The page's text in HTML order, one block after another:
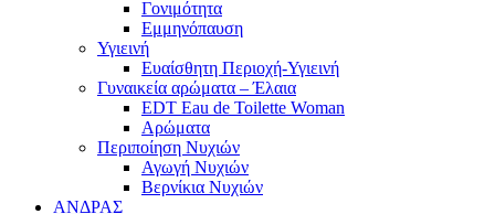
Γονιμότητα
Εμμηνόπαυση
Υγιεινή
Ευαίσθητη Περιοχή-Υγιεινή
Γυναικεία αρώματα – Έλαια
EDT Eau de Toilette Woman
Αρώματα
Περιποίηση Νυχιών
Αγωγή Νυχιών
Βερνίκια Νυχιών
ΑΝΔΡΑΣ